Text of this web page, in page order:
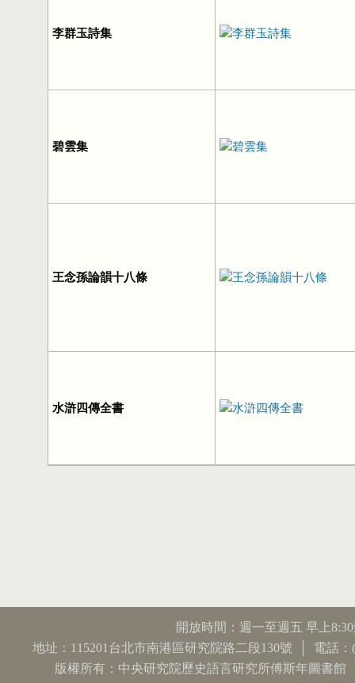
李群玉詩集
碧雲集
王念孫論韻十八條
水滸四傳全書
開放時間：週一至週五 早上
地址：115201台北市南港區研究院路二段130號 │ 電話：
版權所有：中央研究院歷史語言研究所傅斯年圖書